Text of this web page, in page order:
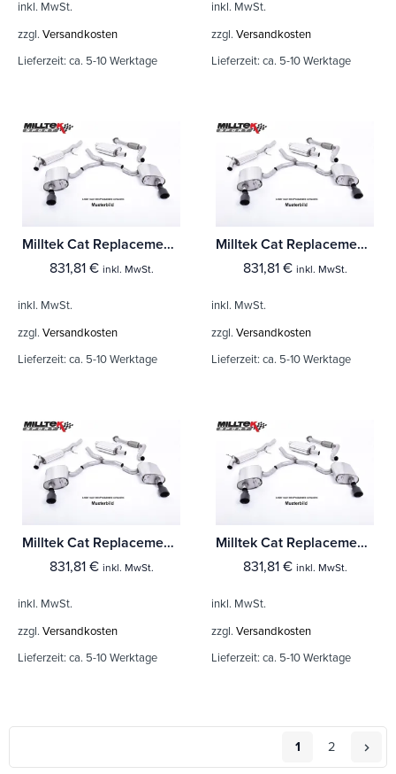
inkl. MwSt.
zzgl. Versandkosten
Lieferzeit: ca. 5-10 Werktage
inkl. MwSt.
zzgl. Versandkosten
Lieferzeit: ca. 5-10 Werktage
Milltek Cat Replacement Pipe Audi S5 3.0 V6 Turbo Coupe/Cabrio B9 (Nur Modelle ohne Sport Diff)
831,81 € inkl. MwSt.
inkl. MwSt.
zzgl. Versandkosten
Lieferzeit: ca. 5-10 Werktage
Milltek Cat Replacement Pipe Audi S5 3.0 V6 Turbo Coupe Only B9 (Modelle mit Sport Diff & ohne Domstrebe)
831,81 € inkl. MwSt.
inkl. MwSt.
zzgl. Versandkosten
Lieferzeit: ca. 5-10 Werktage
Milltek Cat Replacement Pipe Audi S4 3.0 Turbo V6 B9 - Limousine & Avant (Modelle mit Sport Diff & ohne Domstrebe)
831,81 € inkl. MwSt.
inkl. MwSt.
zzgl. Versandkosten
Lieferzeit: ca. 5-10 Werktage
Milltek Cat Replacement Pipe Audi S4 3.0 Turbo V6 B9 - Limousine & Avant (Ohne Sport Diff Modelle)
831,81 € inkl. MwSt.
inkl. MwSt.
zzgl. Versandkosten
Lieferzeit: ca. 5-10 Werktage
1 2